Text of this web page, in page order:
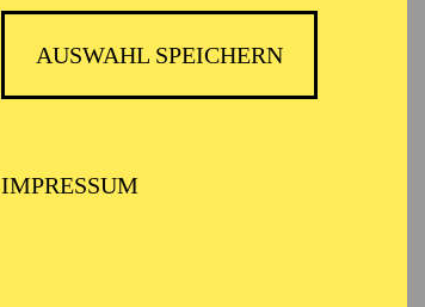
AUSWAHL SPEICHERN
IMPRESSUM